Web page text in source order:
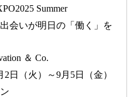
Summer
会いが明日の「働く」を
＆ Co.
日（火）～9月5日（金）